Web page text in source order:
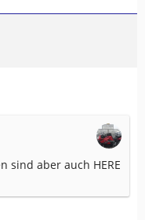
sind aber auch HERE